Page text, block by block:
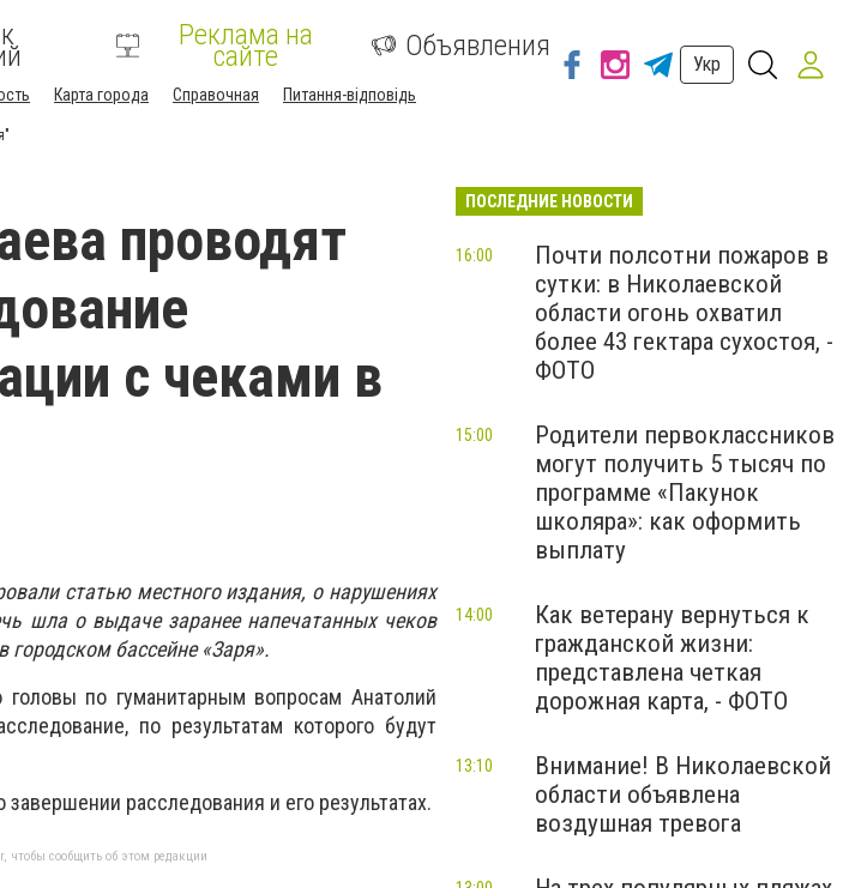
Реклама на
сайте Объявления
Карта города Справочная Питання-відповідь
Укр
проводят
с чеками в
статью местного издания, о нарушениях
шла о выдаче заранее напечатанных чеков
городском бассейне «Заря».
головы по гуманитарным вопросам Анатолий
по результатам которого будут
расследования и его результатах.
сообщить об этом редакции
ПОСЛЕДНИЕ НОВОСТИ
Почти полсотни пожаров в
сутки: в Николаевской
области огонь охватил
более 43 гектара сухостоя, -
ФОТО
16:00
Родители первоклассников
могут получить 5 тысяч по
программе «Пакунок
школяра»: как оформить
выплату
15:00
Как ветерану вернуться к
гражданской жизни:
представлена четкая
дорожная карта, - ФОТО
14:00
Внимание! В Николаевской
области объявлена
воздушная тревога
13:10